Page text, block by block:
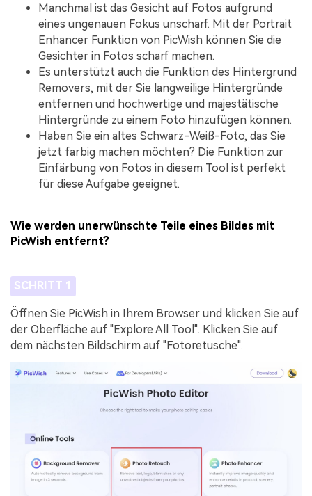
Manchmal ist das Gesicht auf Fotos aufgrund
eines ungenauen Fokus unscharf. Mit der Portrait
Enhancer Funktion von PicWish können Sie die
Gesichter in Fotos scharf machen.
Es unterstützt auch die Funktion des Hintergrund
Removers, mit der Sie langweilige Hintergründe
entfernen und hochwertige und majestätische
Hintergründe zu einem Foto hinzufügen können.
Haben Sie ein altes Schwarz-Weiß-Foto, das Sie
jetzt farbig machen möchten? Die Funktion zur
Einfärbung von Fotos in diesem Tool ist perfekt
für diese Aufgabe geeignet.
Wie werden unerwünschte Teile eines Bildes mit
PicWish entfernt?
SCHRITT 1
Öffnen Sie PicWish in Ihrem Browser und klicken Sie auf
der Oberfläche auf "Explore All Tool". Klicken Sie auf
dem nächsten Bildschirm auf "Fotoretusche".